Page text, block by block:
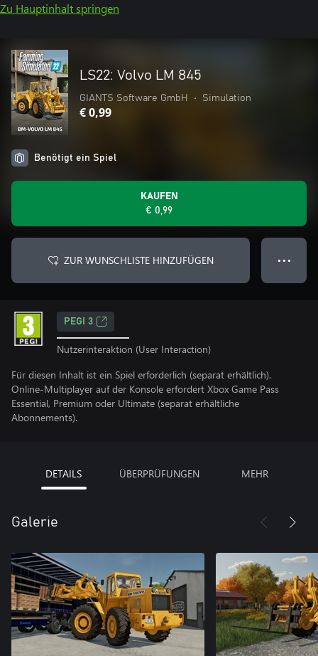
Zu Hauptinhalt springen
LS22: Volvo LM 845
GIANTS Software GmbH • Simulation
€ 0,99
Benötigt ein Spiel
KAUFEN
€ 0,99
ZUR WUNSCHLISTE HINZUFÜGEN ● ● ●
PEGI 3
Nutzerinteraktion (User Interaction)
Für diesen Inhalt ist ein Spiel erforderlich (separat erhältlich).
Online-Multiplayer auf der Konsole erfordert Xbox Game Pass
Essential, Premium oder Ultimate (separat erhältliche
Abonnements).
DETAILS ÜBERPRÜFUNGEN MEHR
Galerie